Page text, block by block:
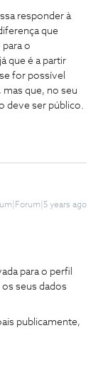
responder à
que
para o
que é a partir
for possível
que, no seu
deve ser público.
years ago
para o perfil
seus dados
publicamente,